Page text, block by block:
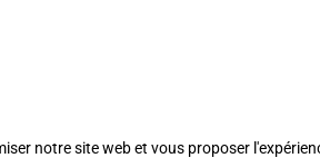
notre site web et vous proposer